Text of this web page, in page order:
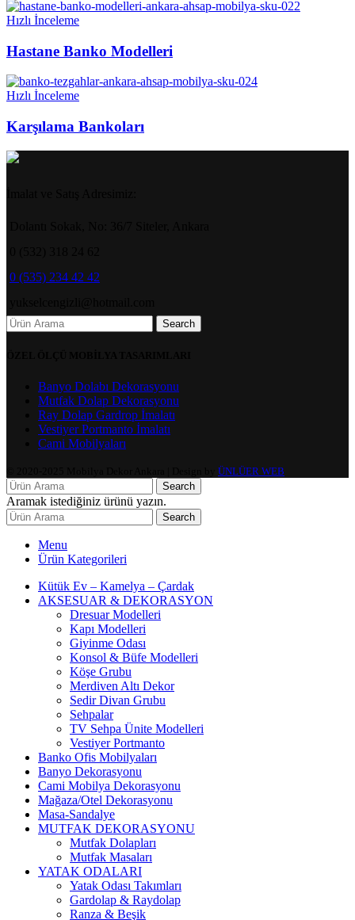
Hızlı İnceleme
Hastane Banko Modelleri
Hızlı İnceleme
Karşılama Bankoları
0 (535) 234 42 42
Search
Banyo Dolabı Dekorasyonu
Mutfak Dolap Dekorasyonu
Ray Dolap Gardrop İmalatı
Vestiyer Portmanto İmalatı
Cami Mobilyaları
ÜNLÜER WEB
Search
Aramak istediğiniz ürünü yazın.
Search
Menu
Ürün Kategorileri
Kütük Ev – Kamelya – Çardak
AKSESUAR & DEKORASYON
Dresuar Modelleri
Kapı Modelleri
Giyinme Odası
Konsol & Büfe Modelleri
Köşe Grubu
Merdiven Altı Dekor
Sedir Divan Grubu
Sehpalar
TV Sehpa Ünite Modelleri
Vestiyer Portmanto
Banko Ofis Mobilyaları
Banyo Dekorasyonu
Cami Mobilya Dekorasyonu
Mağaza/Otel Dekorasyonu
Masa-Sandalye
MUTFAK DEKORASYONU
Mutfak Dolapları
Mutfak Masaları
YATAK ODALARI
Yatak Odası Takımları
Gardolap & Raydolap
Ranza & Beşik